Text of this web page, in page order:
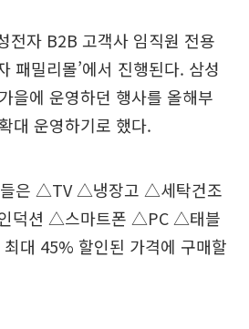
전자 B2B 고객사 임직원 전용
패밀리몰’에서 진행된다. 삼성
을에 운영하던 행사를 올해부
대 운영하기로 했다.
들은 △TV △냉장고 △세탁건조
덕션 △스마트폰 △PC △태블
대 45% 할인된 가격에 구매할